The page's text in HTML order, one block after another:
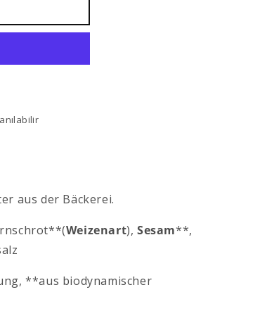
aus der Bäckerei.
Weizenart),Sesam**,
**aus biodynamischer